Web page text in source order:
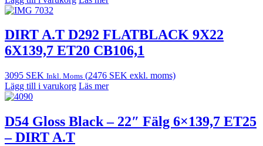
DIRT A.T D292 FLATBLACK 9X22
6X139,7 ET20 CB106,1
3095 SEK Inkl. Moms (2476 SEK exkl. moms)
Lägg till i varukorg Läs mer
D54 Gloss Black – 22″ Fälg 6×139,7 ET25
– DIRT A.T